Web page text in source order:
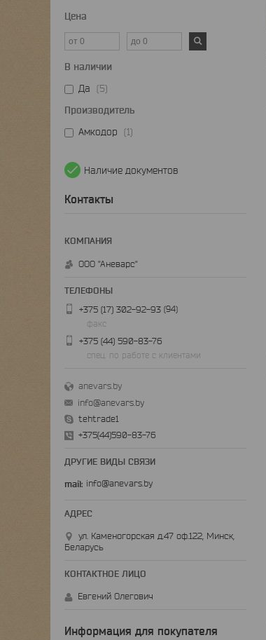
Цена
В наличии
Да
5
Производитель
Амкодор
1
Наличие документов
Контакты
ООО "Аневарс"
+375 (17) 302-92-93 94
факс
+375 (44) 590-83-76
спец. по работе с клиентами
anevars.by
info@anevars.by
tehtrade1
+375(44)590-83-76
ДРУГИЕ ВИДЫ СВЯЗИ
mail info@anevars.by
ул. Каменогорская д.47 оф.122, Минск,
Беларусь
Евгений Олегович
Информация для покупателя